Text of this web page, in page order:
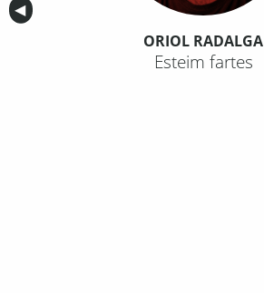
Anterior
◀︎
ORIOL RADALGA
Esteim fartes